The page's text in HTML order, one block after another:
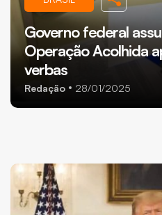
Governo federal
Operação Acolhida
verbas
Redação 28/01/2025